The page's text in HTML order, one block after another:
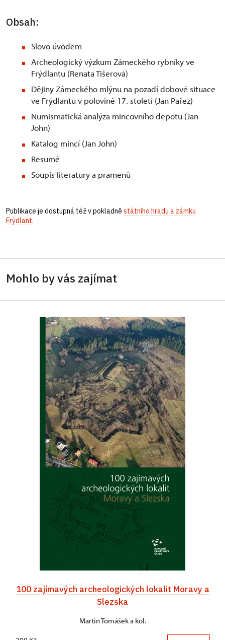
Obsah:
Slovo úvodem
Archeologický výzkum Zámeckého rybníky ve
Frýdlantu (Renata Tišerová)
Dějiny Zámeckého mlýnu na pozadí dobové situace
ve Frýdlantu v polovině 17. století (Jan Pařez)
Numismatická analýza mincovního depotu (Jan
John)
Katalog mincí (Jan John)
Resumé
Soupis literatury a pramenů
Publikace je dostupná též v pokladně státního hradu a zámku
Frýdlant.
Mohlo by vás zajímat
100 zajímavých archeologických lokalit Moravy a
Slezska
Martin Tomášek a kol.